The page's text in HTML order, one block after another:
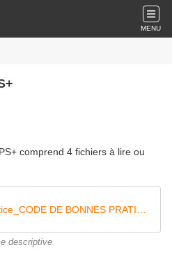
MENU
comprend 4 fichiers à lire ou
descriptive